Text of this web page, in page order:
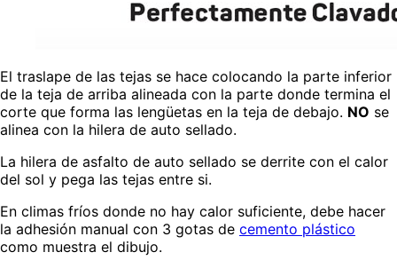
El traslape de las tejas se hace colocando la parte inferior
de la teja de arriba alineada con la parte donde termina el
corte que forma las lengüetas en la teja de debajo. NO se
alinea con la hilera de auto sellado.
La hilera de asfalto de auto sellado se derrite con el calor
del sol y pega las tejas entre si.
En climas fríos donde no hay calor suficiente, debe hacer
la adhesión manual con 3 gotas de cemento plástico
como muestra el dibujo.